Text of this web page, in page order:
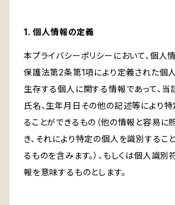
1. 個人情報の定義
本プライバシーポリシーにおいて、個人
保護法第2条第1項により定義された個人
生存する個人に関する情報であって、当
氏名、生年月日その他の記述等により
ることができるもの（他の情報と容易に
き、それにより特定の個人を識別するこ
るものを含みます。）、もしくは個人識
報を意味するものとします。